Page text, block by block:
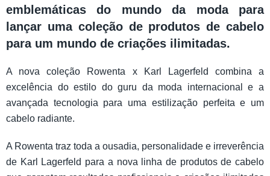
emblemáticas do mundo da moda para
lançar uma coleção de produtos de cabelo
para um mundo de criações ilimitadas.
A nova coleção Rowenta x Karl Lagerfeld combina a
excelência do estilo do guru da moda internacional e a
avançada tecnologia para uma estilização perfeita e um
cabelo radiante.
A Rowenta traz toda a ousadia, personalidade e irreverência
de Karl Lagerfeld para a nova linha de produtos de cabelo